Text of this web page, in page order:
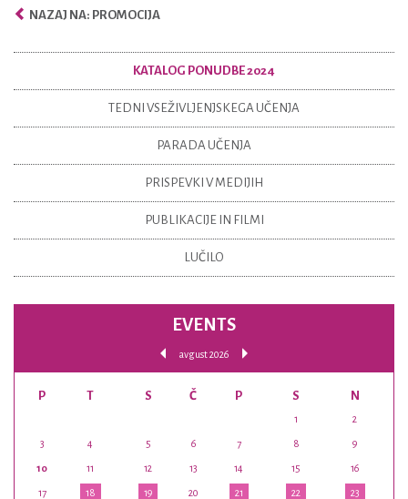
NAZAJ NA: PROMOCIJA
KATALOG PONUDBE 2024
TEDNI VSEŽIVLJENJSKEGA UČENJA
PARADA UČENJA
PRISPEVKI V MEDIJIH
PUBLIKACIJE IN FILMI
LUČILO
EVENTS
avgust 2026
P T S Č P S N
1 2
3 4 5 6 7 8 9
10 11 12 13 14 15 16
17 18 19 20 21 22 23